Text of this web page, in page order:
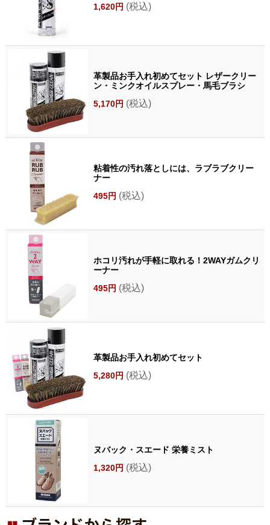
1,620円 (税込)
革製品お手入れ初めてセット レザークリー
ン・ミンクオイルスプレー・馬毛ブラシ
5,170円 (税込)
粘着性の汚れ落としには、ラブラブクリー
ナー
495円 (税込)
ホコリ汚れが手軽に取れる！2WAYガムクリ
ーナー
495円 (税込)
革製品お手入れ初めてセット
5,280円 (税込)
ヌバック・スエード 栄養ミスト
1,320円 (税込)